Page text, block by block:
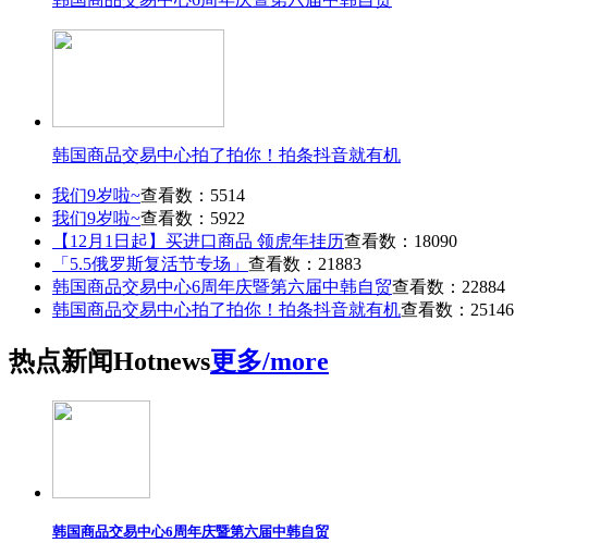
韩国商品交易中心拍了拍你！拍条抖音就有机
我们9岁啦~查看数：5514
我们9岁啦~查看数：5922
【12月1日起】买进口商品 领虎年挂历查看数：18090
「5.5俄罗斯复活节专场」 查看数：21883
韩国商品交易中心6周年庆暨第六届中韩自贸查看数：22884
韩国商品交易中心拍了拍你！拍条抖音就有机查看数：25146
热点新闻Hotnews更多/more
韩国商品交易中心6周年庆暨第六届中韩自贸